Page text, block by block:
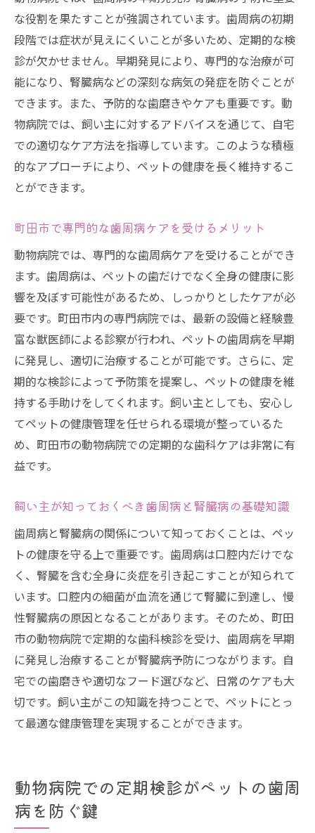
動物病院で学ぶ歯科ケアの最新情報
町田市の動物病院でのプロフェッショナル
ケア
歯の健康が全身に与える具体的な影響
健康維持に欠かせない動物病院での診断
町田市で受けられる専門的な健康アドバイ
ス
町田市の動物病院で早期発見！歯周病が腎臓に
与える影響を最小限に
由
町田市の動物病院での歯周病診断技術
歯周病が腎臓に与える影響を減らす方法
動物病院での検診がもたらす安心感
町田市で提供される歯周病予防プラン
腎臓病リスクを最小限にするための定期検
診
ペットの健康長寿を叶える町田市での歯科診療
とホームケアの重要性
町田市の動物病院で受けられる歯科診療
町田市での歯科診療がペットの生活の質を
向上
歯科診療とホームケアの組み合わせで健康
を守る
動物病院での診療がホームケアをより効果
的に
動物病院と家庭でできるペットの歯を守るため
の具体的なステップ
家庭で始めるペットの歯磨き講座
動物病院で学ぶ具体的な歯ケア方法
ペットの歯を守るためのステップバイステ
ップガイド
な役割を果たすことが強調されています。歯周病の初期
段階では症状が見えにくいことが多いため、定期的な検
診が欠かせません。早期発見により、専門的な治療が可
能になり、腎臓病などの深刻な病気の発症を防ぐことが
できます。また、予防的な歯磨きやケアも重要です。動
物病院では、飼い主に対するアドバイスを通じて、自宅
での適切なケア方法を指導しています。このような積極
的なアプローチにより、ペットの健康を長く維持するこ
とができます。
町田市で専門的な歯周病ケアを受けるメリット
動物病院では、専門的な歯周病ケアを受けることができ
ます。歯周病は、ペットの歯だけでなく全身の健康に影
響を及ぼす可能性があるため、しっかりとしたケアが必
要です。町田市内の専門病院では、最新の設備と経験豊
富な獣医師による診察が行われ、ペットの歯周病を早期
に発見し、適切に治療することが可能です。さらに、定
期的な検診によって予防策を提案し、ペットの健康を維
持する手助けをしてくれます。飼い主としても、安心し
てペットの健康管理を任せられる環境が整っているた
め、町田市の動物病院での定期的な歯科ケアは非常に有
益です。
飼い主が知っておくべき歯周病と腎臓病の基礎知識
歯周病と腎臓病の関係について知っておくことは、ペッ
トの健康を守る上で重要です。歯周病は口腔内だけでな
く、腎臓を含む全身に炎症を引き起こすことが知られて
います。口腔内の細菌が血流を通じて腎臓に到達し、慢
性腎臓病の原因となることがあります。そのため、町田
市の動物病院で定期的な歯科検診を受け、歯周病を早期
に発見し治療することが腎臓病予防につながります。自
宅での歯磨きや適切なフード選びなど、日常のケアも大
切です。飼い主がこの知識を持つことで、ペットにとっ
て最適な健康管理を実現することができます。
動物病院での定期検診がペットの歯周
病を防ぐ鍵